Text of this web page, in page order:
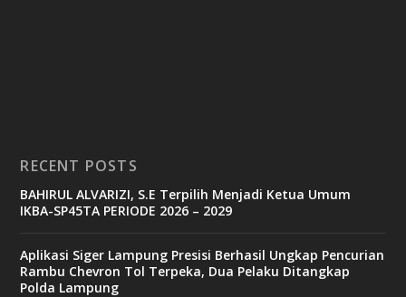
RECENT POSTS
BAHIRUL ALVARIZI, S.E Terpilih Menjadi Ketua Umum
IKBA-SP45TA PERIODE 2026 – 2029
Aplikasi Siger Lampung Presisi Berhasil Ungkap Pencurian
Rambu Chevron Tol Terpeka, Dua Pelaku Ditangkap
Polda Lampung